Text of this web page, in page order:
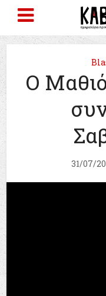
Ο
31/07/